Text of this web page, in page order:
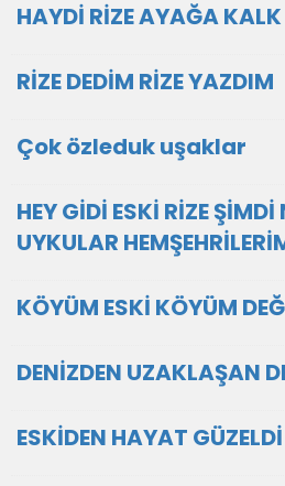
HAYDİ RİZE AYAĞA KALK
RİZE DEDİM RİZE YAZDIM
Çok özleduk uşaklar
HEY GİDİ ESKİ RİZE ŞİMDİ
UYKULAR
KÖYÜM ESKİ KÖYÜM
DENİZDEN UZAKLAŞAN
ESKİDEN HAYAT GÜZELDİ